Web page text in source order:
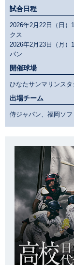
試合日程
2026年2月22日（日
クス
2026年2月23日（月
パン
開催球場
ひなたサンマリンス
出場チーム
侍ジャパン、福岡ソ